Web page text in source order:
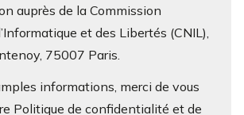
auprès de la Commission
et des Libertés (CNIL),
75007 Paris.
informations, merci de vous
Politique de confidentialité et de